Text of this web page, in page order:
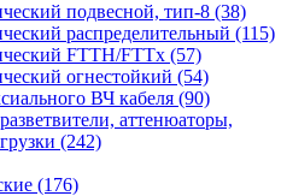
подвесной, тип-8 (38)
распределительный (115)
FTTH/FTTx (57)
огнестойкий (54)
ВЧ кабеля (90)
аттенюаторы,
(242)
(176)